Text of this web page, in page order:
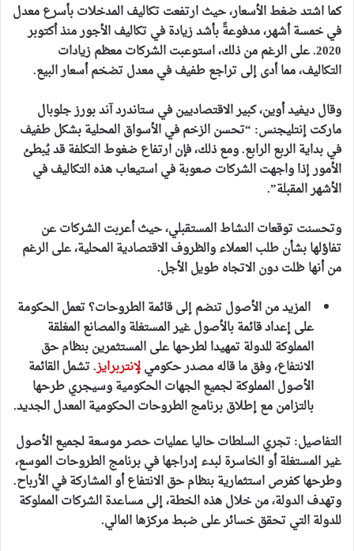
كما اشتد ضغط الأسعار، حيث ارتفعت تكاليف المدخلات بأسرع معدل
في خمسة أشهر، مدفوعةً بأشد زيادة في تكاليف الأجور منذ أكتوبر
2020. على الرغم من ذلك، استوعبت الشركات معظم زيادات
التكاليف، مما أدى إلى تراجع طفيف في معدل تضخم أسعار البيع.
وقال ديفيد أوين، كبير الاقتصاديين في ستاندرد آند بورز جلوبال
ماركت إنتليجنس: “تحسن الزخم في الأسواق المحلية بشكل طفيف
في بداية الربع الرابع. ومع ذلك، فإن ارتفاع ضغوط التكلفة قد يُبطئ
الأمور إذا واجهت الشركات صعوبة في استيعاب هذه التكاليف في
الأشهر المقبلة”.
وتحسنت توقعات النشاط المستقبلي، حيث أعربت الشركات عن
تفاؤلها بشأن طلب العملاء والظروف الاقتصادية المحلية، على الرغم
من أنها ظلت دون الاتجاه طويل الأجل.
المزيد من الأصول تنضم إلى قائمة الطروحات؟تعمل الحكومة
على إعداد قائمة بالأصول غير المستغلة والمصانع المغلقة
المملوكة للدولة تمهيدا لطرحها على المستثمرين بنظام حق
الانتفاع، وفق ما قاله مصدر حكوميلإنتربرايز. تشمل القائمة
الأصول المملوكة لجميع الجهات الحكومية وسيجري طرحها
بالتزامن مع إطلاق برنامج الطروحات الحكومية المعدل الجديد.
التفاصيل: تجري السلطات حاليا عمليات حصر موسعة لجميع الأصول
غير المستغلة أو الخاسرة لبدء إدراجها في برنامج الطروحات الموسع،
وطرحها كفرص استثمارية بنظام حق الانتفاع أو المشاركة في الأرباح.
وتهدف الدولة، من خلال هذه الخطة، إلى مساعدة الشركات المملوكة
للدولة التي تحقق خسائر على ضبط مركزها المالي.